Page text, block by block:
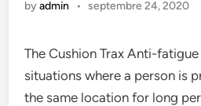
byadmin • septembre 24, 2020
The Cushion Trax Anti-
situations where a person is
the same location for long